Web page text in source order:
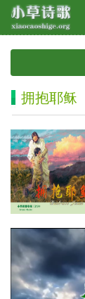
拥抱耶稣